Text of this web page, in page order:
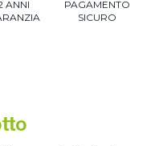
ANNI
PAGAMENTO
SICURO